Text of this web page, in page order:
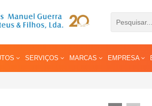
SERVIÇOS MARCAS EMPRESA